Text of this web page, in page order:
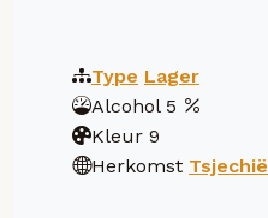
Type Lager
Alcohol 5
Kleur 9
Herkomst Tsjechië